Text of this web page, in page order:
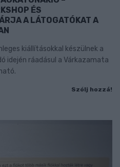
ÉS
A LÁTOGATÓKAT A
kiállításokkal készülnek a
idején ráadásul a Várkazamata
Szólj hozzá!